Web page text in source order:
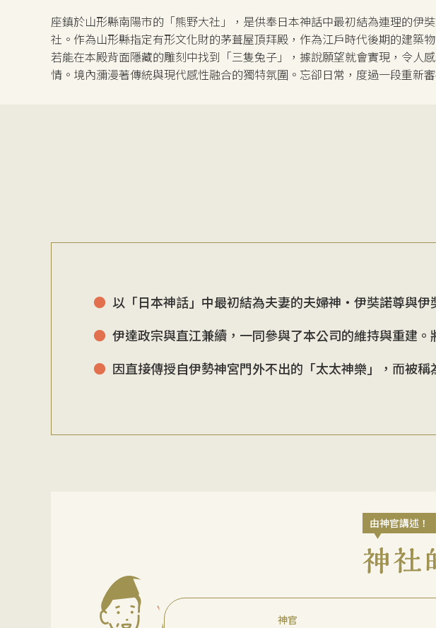
座鎮於山形縣南陽市的「熊野大社」，是供奉日本神話中最初結為連理的伊
社。作為山形縣指定有形文化財的茅葺屋頂拜殿，作為江戶時代後期的建築
若能在本殿背面隱藏的雕刻中找到「三隻兔子」，據說願望就會實現，令人
情。境內瀰漫著傳統與現代感性融合的獨特氛圍。忘卻日常，度過一段重新
以「日本神話」中最初結為夫妻的夫婦神・伊奘諾尊與伊
伊達政宗與直江兼續，一同參與了本公司的維持與重建
因直接傳授自伊勢神宮門外不出的「太太神樂」，而被
由神官講述！
神官